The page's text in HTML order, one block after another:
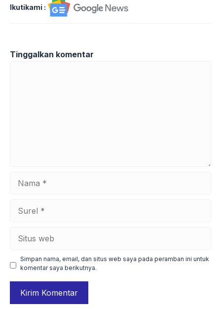
Ikutikami :
Tinggalkan komentar
Simpan nama, email, dan situs web saya pada peramban ini untuk
komentar saya berikutnya.